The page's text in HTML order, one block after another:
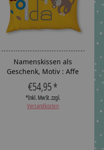
out of 5
Namenskissen als
Geschenk, Motiv : Affe
€54,95 *
*Inkl. MwSt. zzgl.
Versandkosten